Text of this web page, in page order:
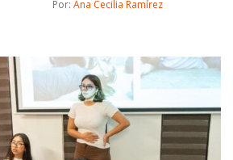
Por: Ana Cecilia Ramírez